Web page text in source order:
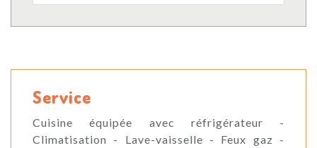
Service
Cuisine équipée avec réfrigérateur -
Climatisation - Lave-vaisselle - Feux gaz -